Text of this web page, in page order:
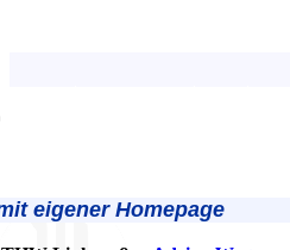
eigener Homepage